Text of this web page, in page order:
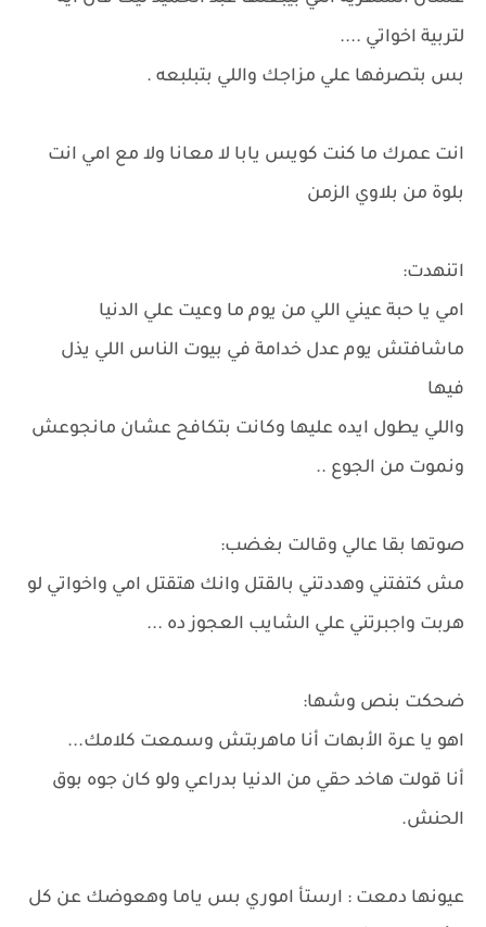
لتربية اخواتي ....
بس بتصرفها علي مزاجك واللي بتبلبعه .
انت عمرك ما كنت كويس يابا لا معانا ولا مع امي انت
بلوة من بلاوي الزمن
اتنهدت:
امي يا حبة عيني اللي من يوم ما وعيت علي الدنيا
ماشافتش يوم عدل خدامة في بيوت الناس اللي يذل
فيها
واللي يطول ايده عليها وكانت بتكافح عشان مانجوعش
ونموت من الجوع ..
صوتها بقا عالي وقالت بغضب:
مش كتفتني وهددتني بالقتل وانك هتقتل امي واخواتي لو
هربت واجبرتني علي الشايب العجوز ده ...
ضحكت بنص وشها:
اهو يا عرة الأبهات أنا ماهربتش وسمعت كلامك...
أنا قولت هاخد حقي من الدنيا بدراعي ولو كان جوه بوق
الحنش.
عيونها دمعت : ارستأ اموري بس ياما وهعوضك عن كل